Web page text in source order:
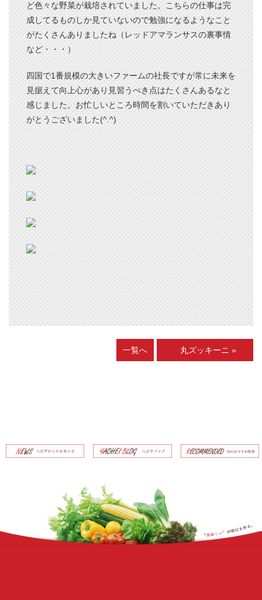
ど色々な野菜が栽培されていました。こちらの仕事は完
成してるものしか見ていないので勉強になるようなこと
がたくさんありましたね（レッドアマランサスの裏事情
など・・・）
四国で1番規模の大きいファームの社長ですが常に未来を
見据えて向上心があり見習うべき点はたくさんあるなと
感じました。お忙しいところ時間を割いていただきあり
がとうございました(^.^)
一覧へ 丸ズッキーニ »